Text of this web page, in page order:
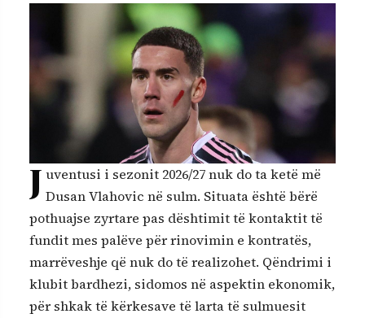
J uventusi i sezonit 2026/27 nuk do ta ketë më
Dusan Vlahovic në sulm. Situata është bërë
pothuajse zyrtare pas dështimit të kontaktit të
fundit mes palëve për rinovimin e kontratës,
marrëveshje që nuk do të realizohet. Qëndrimi i
klubit bardhezi, sidomos në aspektin ekonomik,
për shkak të kërkesave të larta të sulmuesit